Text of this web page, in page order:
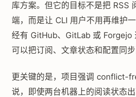
库方案。但它的目标不是把 RSS
端，而是让 CLI 用户不用再维护
经有 GitHub、GitLab 或 Forgejo
可以把订阅、文章状态和配置同步
更关键的是，项目强调 conflict-
说，即使两台机器上的阅读状态